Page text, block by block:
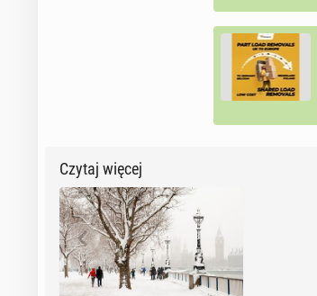
Czytaj więcej